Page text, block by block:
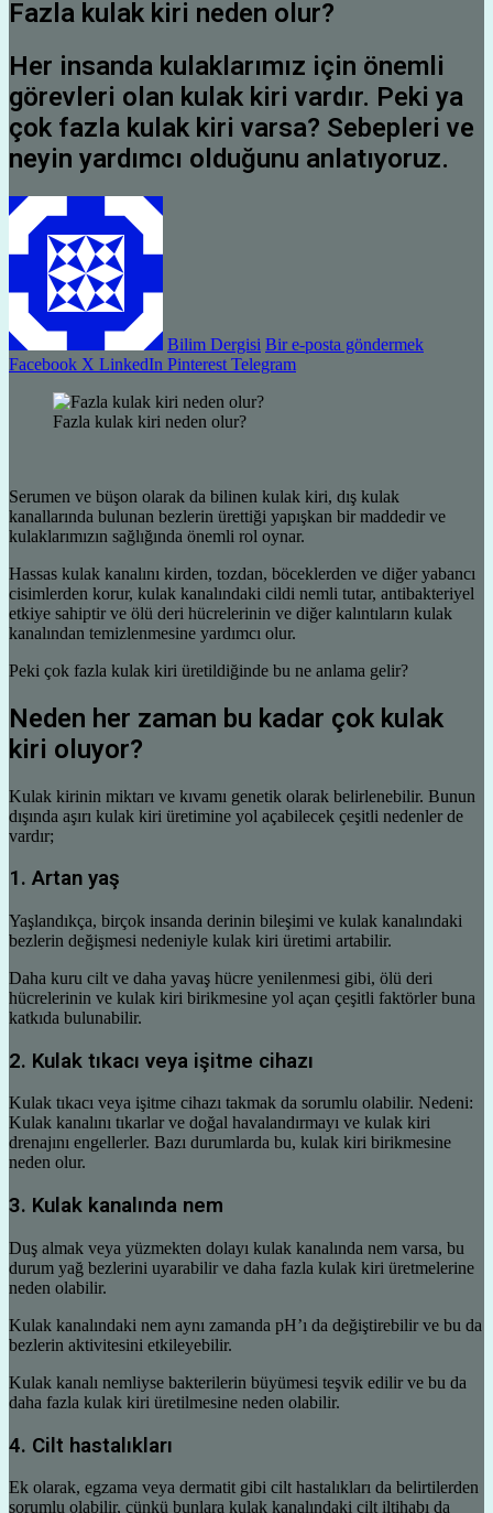
Fazla kulak kiri neden olur?
Her insanda kulaklarımız için önemli
görevleri olan kulak kiri vardır. Peki ya
çok fazla kulak kiri varsa? Sebepleri ve
neyin yardımcı olduğunu anlatıyoruz.
Bilim Dergisi Bir e-posta göndermek
Facebook X LinkedIn Pinterest Telegram
Fazla kulak kiri neden olur?
Serumen ve büşon olarak da bilinen kulak kiri, dış kulak
kanallarında bulunan bezlerin ürettiği yapışkan bir maddedir ve
kulaklarımızın sağlığında önemli rol oynar.
Hassas kulak kanalını kirden, tozdan, böceklerden ve diğer yabancı
cisimlerden korur, kulak kanalındaki cildi nemli tutar, antibakteriyel
etkiye sahiptir ve ölü deri hücrelerinin ve diğer kalıntıların kulak
kanalından temizlenmesine yardımcı olur.
Peki çok fazla kulak kiri üretildiğinde bu ne anlama gelir?
Neden her zaman bu kadar çok kulak
kiri oluyor?
Kulak kirinin miktarı ve kıvamı genetik olarak belirlenebilir. Bunun
dışında aşırı kulak kiri üretimine yol açabilecek çeşitli nedenler de
vardır;
1. Artan yaş
Yaşlandıkça, birçok insanda derinin bileşimi ve kulak kanalındaki
bezlerin değişmesi nedeniyle kulak kiri üretimi artabilir.
Daha kuru cilt ve daha yavaş hücre yenilenmesi gibi, ölü deri
hücrelerinin ve kulak kiri birikmesine yol açan çeşitli faktörler buna
katkıda bulunabilir.
2. Kulak tıkacı veya işitme cihazı
Kulak tıkacı veya işitme cihazı takmak da sorumlu olabilir. Nedeni:
Kulak kanalını tıkarlar ve doğal havalandırmayı ve kulak kiri
drenajını engellerler. Bazı durumlarda bu, kulak kiri birikmesine
neden olur.
3. Kulak kanalında nem
Duş almak veya yüzmekten dolayı kulak kanalında nem varsa, bu
durum yağ bezlerini uyarabilir ve daha fazla kulak kiri üretmelerine
neden olabilir.
Kulak kanalındaki nem aynı zamanda pH’ı da değiştirebilir ve bu da
bezlerin aktivitesini etkileyebilir.
Kulak kanalı nemliyse bakterilerin büyümesi teşvik edilir ve bu da
daha fazla kulak kiri üretilmesine neden olabilir.
4. Cilt hastalıkları
Ek olarak, egzama veya dermatit gibi cilt hastalıkları da belirtilerden
sorumlu olabilir, çünkü bunlara kulak kanalındaki cilt iltihabı da